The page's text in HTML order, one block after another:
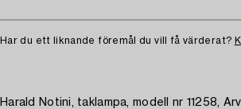
Har du ett liknande föremål du vill få värderat?
Harald Notini, taklampa, modell nr 11258,